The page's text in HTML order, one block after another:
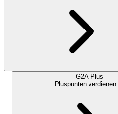
G2A Plus
Pluspunten verdienen: